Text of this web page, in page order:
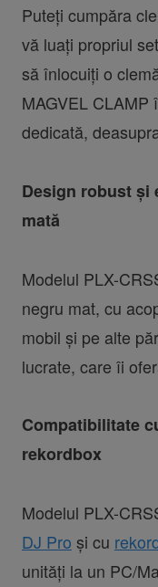
Puteți cumpăra
vă luați propriul
să înlocuiți o
MAGVEL CLAMP
dedicată,
Design robust și
mată
Modelul PLX-
negru mat, cu
mobil și pe alte
lucrate, care îi
Compatibilitate
rekordbox
Modelul PLX-
DJ Pro și cu
unități la un PC/